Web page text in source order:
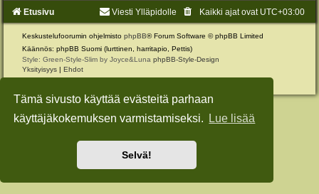
Tämä sivusto käyttää evästeitä parhaan
käyttäjäkokemuksen varmistamiseksi.
Lue lisää
Selvä!
Etusivu Kaikki ajat ovat UTC+03:00
Viesti Ylläpidolle
Keskustelufoorumin ohjelmisto phpBB® Forum Software © phpBB Limited
Käännös: phpBB Suomi (lurttinen, harritapio, Pettis)
Style: Green-Style-Slim by Joyce&Luna phpBB-Style-Design
Yksityisyys | Ehdot